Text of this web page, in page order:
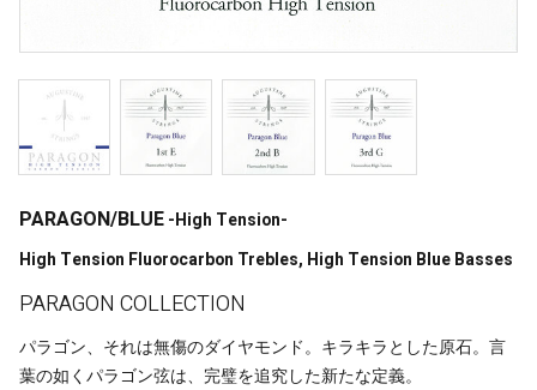
PARAGON/BLUE -High Tension-
High Tension Fluorocarbon Trebles, High Tension Blue Basses
PARAGON COLLECTION
パラゴン、それは無傷のダイヤモンド。キラキラとした原石。言
葉の如くパラゴン弦は、完璧を追究した新たな定義。